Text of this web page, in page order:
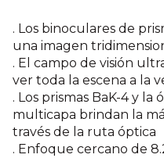
. Los binoculares de
una imagen
. El campo de visión
ver toda la escena a la
. Los prismas BaK-4 y
multicapa brindan la
través de la ruta óptica
. Enfoque cercano de